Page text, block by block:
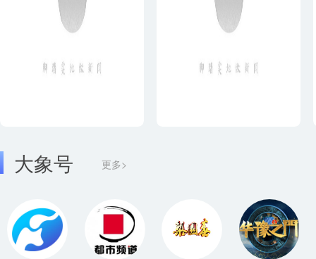
大象号 更多>